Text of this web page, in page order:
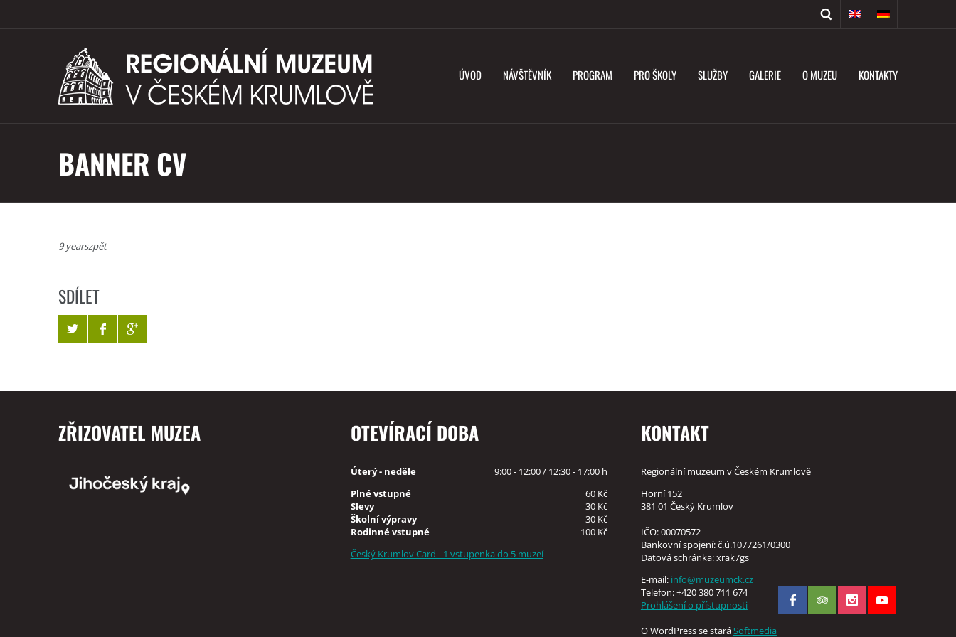
ÚVOD NÁVŠTĚVNÍK PROGRAM PRO ŠKOLY SLUŽBY GALERIE O MUZEU KONTAKTY
BANNER CV
9 yearszpět
SDÍLET
ZŘIZOVATEL MUZEA OTEVÍRACÍ DOBA
Úterý - neděle
9:00 - 12:00 / 12:30 - 17:00 h
Plné vstupné
60 Kč
Slevy
30 Kč
Školní výpravy
30 Kč
Rodinné vstupné
100 Kč
Český Krumlov Card - 1 vstupenka do 5 muzeí
KONTAKT
Regionální muzeum v Českém Krumlově
Horní 152
381 01 Český Krumlov
IČO: 00070572
Bankovní spojení: č.ú.1077261/0300
Datová schránka: xrak7gs
E-mail: info@muzeumck.cz
Telefon: +420 380 711 674
Prohlášení o přístupnosti
O WordPress se staráSoftmedia